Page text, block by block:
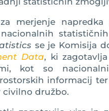
merjenje
se je Komisija
Data, ki
kot so
informacij
družbo.